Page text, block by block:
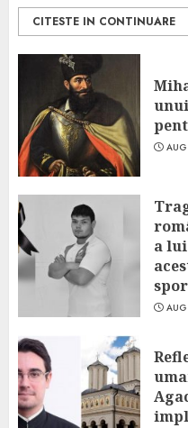
CITESTE IN CONTINUARE
a